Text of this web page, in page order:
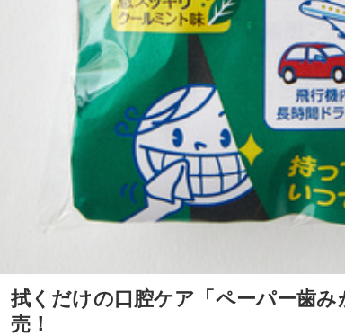
拭くだけの口腔ケア「ペーパー歯
売！